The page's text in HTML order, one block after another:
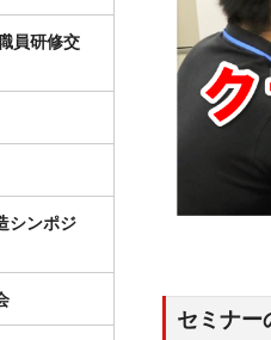
セミナー
員研修交
シンポジ